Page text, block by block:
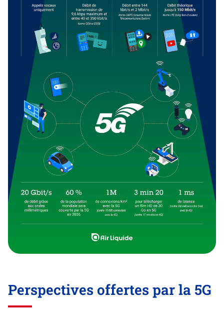
Perspectives offertes par la 5G